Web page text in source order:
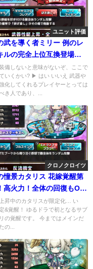
ユニット評価
武を導く者ミリー 例のレ
ルの完全上位互換登場！
ミリ―の姉御！
備しないと意味がないぞ、ここで
いくかい? ▶ はい いいえ 武器や
化してくれるプレイヤーとっては
き人であり、...
クロノクロイツ
憧景カタリス 花嫁覚醒第
高火力！全体の回復もOK
性能
昇中のカタリスが限定化… い
&覚醒！ ゆるドラで初となるサブ
の覚醒です。 今まではメインだ
の...